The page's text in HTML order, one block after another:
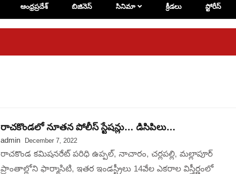
ఆంధ్రప్రదేశ్ బిజినెస్ సినిమా క్రీడలు స్టోరీస్
రాచకొండలో నూతన పోలీస్ స్టేషన్లు… డిసిపిలు…
admin December 7, 2022
రాచకొండ కమిషనరేట్ పరిధి ఉప్పల్, నాచారం, చర్లపల్లి, మల్లాపూర్
ప్రాంతాల్లోని ఫార్మాసిటి, ఇతర ఇండస్ట్రీలు 14వేల ఎకరాల విస్తీర్ణంలో